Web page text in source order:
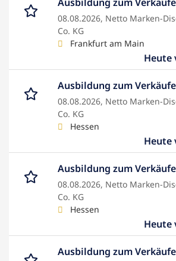
08.08.2026, Netto Marken-
Co. KG
Frankfurt am Main
Ausbildung zum
08.08.2026, Netto Marken-
Co. KG
Hessen
Ausbildung zum
08.08.2026, Netto Marken-
Co. KG
Hessen
Ausbildung zum